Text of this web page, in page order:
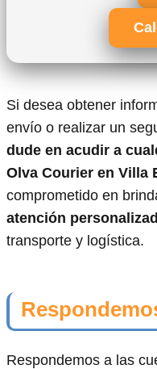
Si desea obtener
envío o realizar un
dude en acudir a
Olva Courier en Villa
comprometido en
atención
transporte y logística.
Respondemos a las